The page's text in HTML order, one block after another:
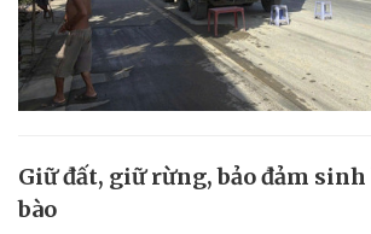
Giữ đất, giữ rừng, bảo đảm
bào